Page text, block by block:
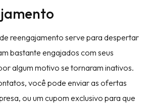
reengajamento serve para despertar
bastante engajados com seus
algum motivo se tornaram inativos.
você pode enviar as ofertas
ou um cupom exclusivo para que